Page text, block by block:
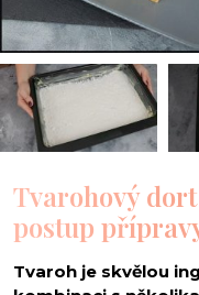
Tvarohový
postup
Tvaroh je skvělou